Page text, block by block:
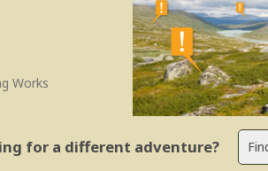
Works
for a different adventure?